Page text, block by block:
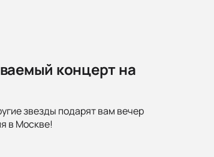
концерт на
звезды подарят вам вечер
в Москве!